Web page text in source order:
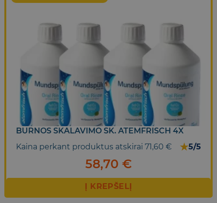
BURNOS SKALAVIMO SK. ATEMFRISCH 4X
Kaina perkant produktus atskirai 71,60 €
★5/5
58,70 €
Į KREPŠELĮ